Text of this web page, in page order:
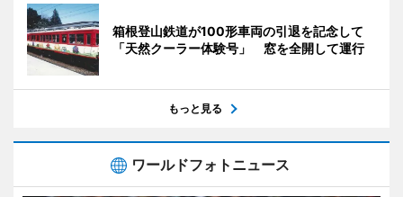
箱根登山鉄道が100形車両の引退を記念して
「天然クーラー体験号」 窓を全開して運行
もっと見る
ワールドフォトニュース